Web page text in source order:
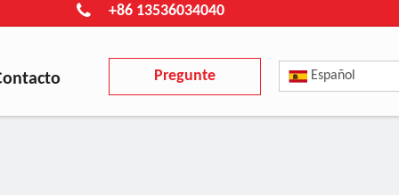
+86 13536034040
Pregunte
ahora
Español